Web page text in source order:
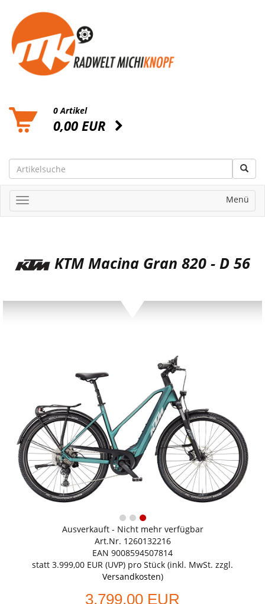
0 Artikel
0,00 EUR
Menü
KTM Macina Gran 820 - D 56
Ausverkauft - Nicht mehr verfügbar
Art.Nr. 1260132216
EAN 9008594507814
statt 3.999,00 EUR (UVP) pro Stück (inkl. MwSt. zzgl.
Versandkosten)
3.799,00 EUR